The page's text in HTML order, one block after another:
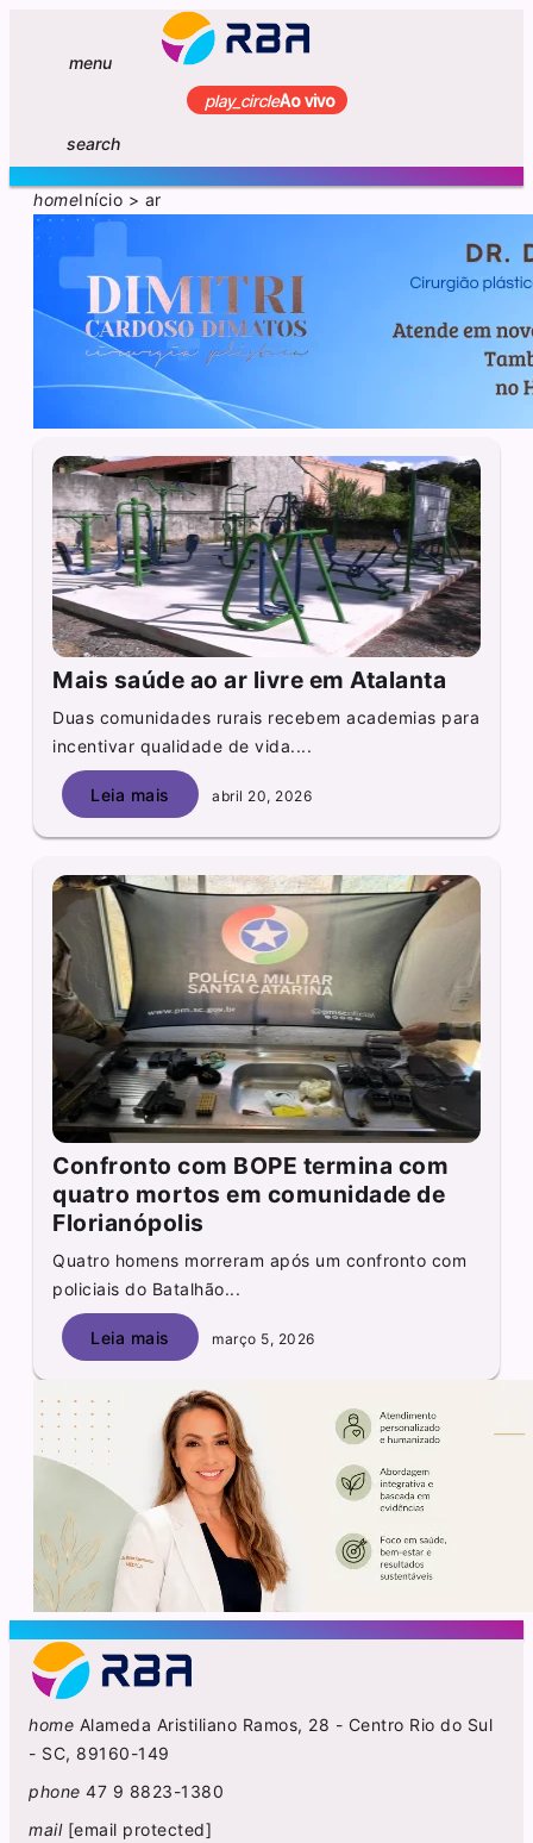
menu
play_circleAo vivo
search
homeInício > ar
Mais saúde ao ar livre em Atalanta
Duas comunidades rurais recebem academias para
incentivar qualidade de vida....
Leia mais abril 20, 2026
Confronto com BOPE termina com
quatro mortos em comunidade de
Florianópolis
Quatro homens morreram após um confronto com
policiais do Batalhão...
Leia mais março 5, 2026
home Alameda Aristiliano Ramos, 28 - Centro Rio do Sul
- SC, 89160-149
phone 47 9 8823-1380
mail [email protected]